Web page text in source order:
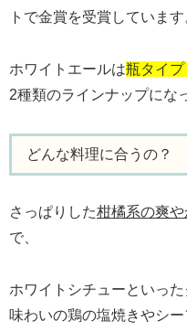
トで金賞を受賞しています
ホワイトエールは瓶タイプ
2種類のラインナップにな
どんな料理に合うの？
さっぱりした柑橘系の爽
で、
ホワイトシチューといっ
味わいの鶏の塩焼きやシ